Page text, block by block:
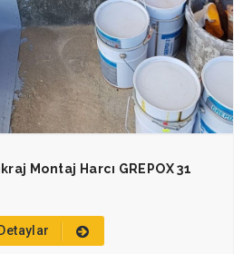
Montaj Harcı GREPOX 31
Detaylar